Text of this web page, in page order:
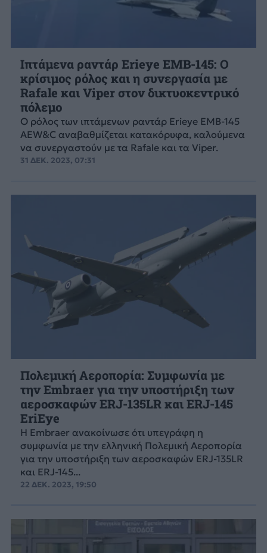
Ιπτάμενα ραντάρ Erieye EMB-145: O
κρίσιμος ρόλος και η συνεργασία με
Rafale και Viper στον δικτυοκεντρικό
πόλεμο
O ρόλος των ιπτάμενων ραντάρ Erieye EMB-145
AEW&C αναβαθμίζεται κατακόρυφα, καλούμενα
να συνεργαστούν με τα Rafale και τα Viper.
31 ΔΕΚ. 2023, 07:31
Πολεμική Αεροπορία: Συμφωνία με
την Embraer για την υποστήριξη των
αεροσκαφών ERJ-135LR και ERJ-145
EriEye
Η Embraer ανακοίνωσε ότι υπεγράφη η
συμφωνία με την ελληνική Πολεμική Αεροπορία
για την υποστήριξη των αεροσκαφών ERJ-135LR
και ERJ-145...
22 ΔΕΚ. 2023, 19:50